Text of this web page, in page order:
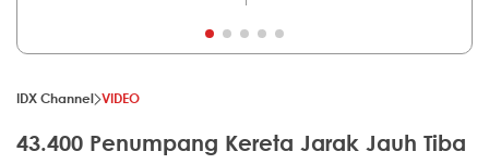
IDX Channel VIDEO
43.400 Penumpang Kereta Jarak Jauh Tiba